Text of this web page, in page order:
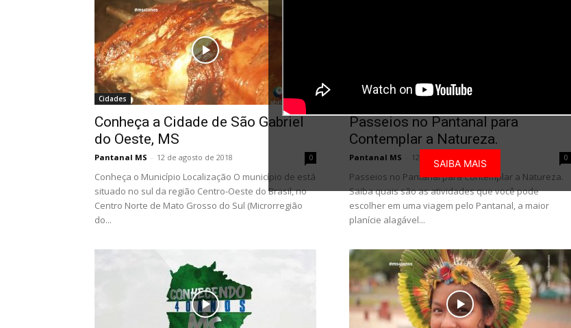
Cidades
Conheça a Cidade de São Gabriel
do Oeste, MS
Pantanal MS - 12 de agosto de 2018 0
Conheça o Município Localização O município de está
situado no sul da região Centro-Oeste do Brasil, no
Centro Norte de Mato Grosso do Sul (Microrregião
do...
Mato Grosso do Sul
Passeios no Pantanal para
Contemplar a Natureza.
Pantanal MS 12 de agosto de 2018 0
Passeios no Pantanal para Contemplar a Natureza.
Saiba quais são as atividades que você pode
escolher em uma viagem pelo Pantanal, a maior
planície alagável...
SAIBA MAIS